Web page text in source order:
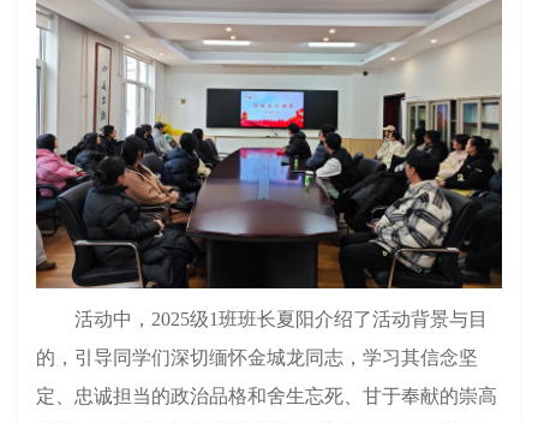
活动中， 2025级1班班长夏阳介绍了活动背景与目
的，引导同学们深切缅怀金城龙同志，学习其信念坚
定、忠诚担当的政治品格和舍生忘死、甘于奉献的崇高